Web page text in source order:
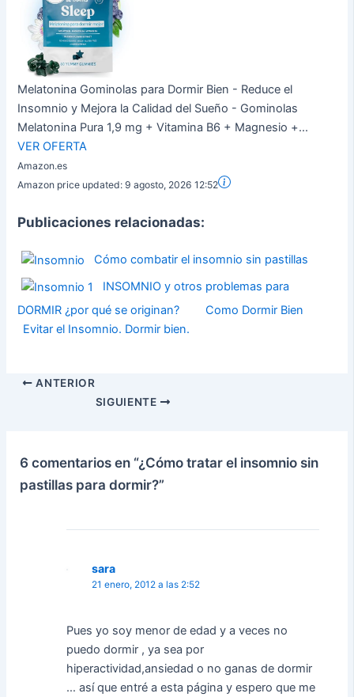
Melatonina Gominolas para Dormir Bien - Reduce el
Insomnio y Mejora la Calidad del Sueño - Gominolas
Melatonina Pura 1,9 mg + Vitamina B6 + Magnesio +...
VER OFERTA
Amazon.es
Amazon price updated:9 agosto, 2026 12:52
Publicaciones relacionadas:
Cómo combatir el insomnio sin pastillas
INSOMNIO y otros problemas para
DORMIR ¿por qué se originan?
Como Dormir Bien
Evitar el Insomnio. Dormir bien.
ANTERIOR
SIGUIENTE
6 comentarios en “¿Cómo tratar el insomnio sin
pastillas para dormir?”
sara
21 enero, 2012 a las 2:52
Pues yo soy menor de edad y a veces no
puedo dormir , ya sea por
hiperactividad,ansiedad o no ganas de dormir
… así que entré a esta página y espero que me